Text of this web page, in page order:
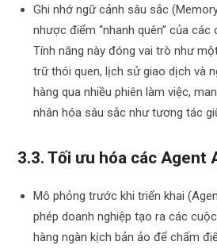
Ghi nhớ ngữ cảnh sâu sắc
nhược điểm “nhanh quên” của
Tính năng này đóng vai trò như
trữ thói quen, lịch sử giao dịch và
hàng qua nhiều phiên làm việc,
nhân hóa sâu sắc như tương tác
3.3. Tối ưu hóa các Agent
Mô phỏng trước khi triển khai
phép doanh nghiệp tạo ra các
hàng ngàn kịch bản ảo để chấm